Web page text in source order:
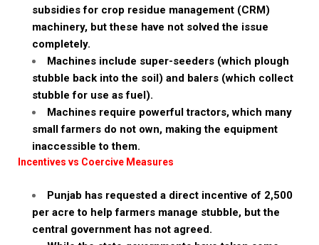
subsidies for crop residue management (CRM)
machinery, but these have not solved the issue
completely.
Machines include super-seeders (which plough
stubble back into the soil) and balers (which collect
stubble for use as fuel).
Machines require powerful tractors, which many
small farmers do not own, making the equipment
inaccessible to them.
Incentives vs Coercive Measures
Punjab has requested a direct incentive of ₹2,500
per acre to help farmers manage stubble, but the
central government has not agreed.